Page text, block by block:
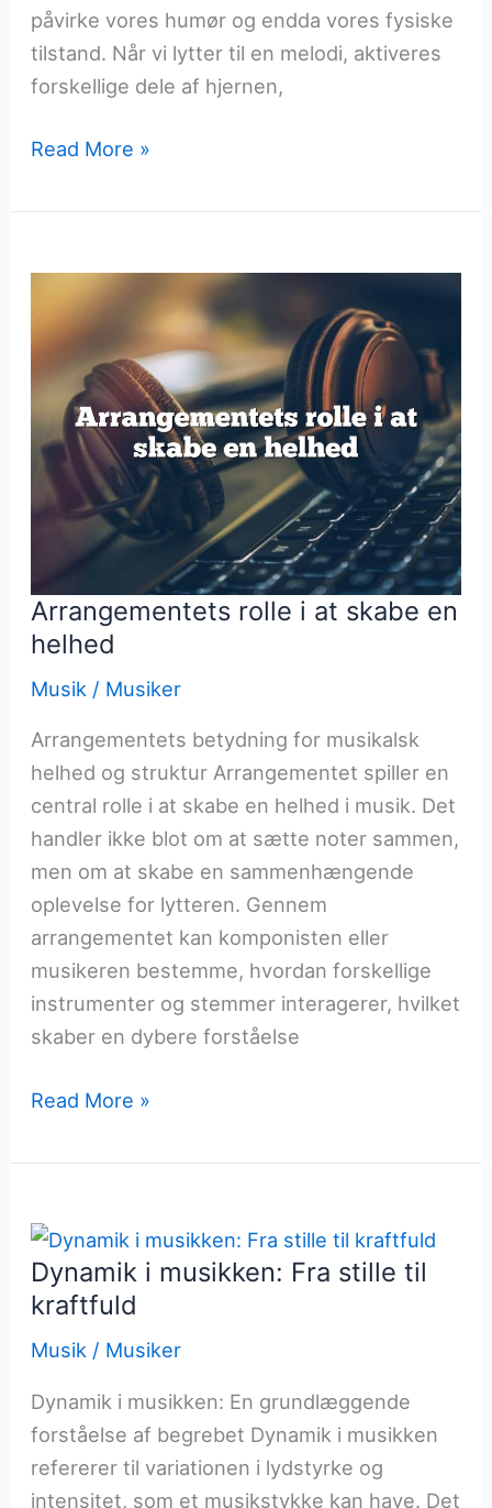
påvirke vores humør og endda vores fysiske
tilstand. Når vi lytter til en melodi, aktiveres
forskellige dele af hjernen,
Melodiens
på
følelsesliv
Read More »
Arrangementets rolle i at skabe en
helhed
Musik / Musiker
Arrangementets betydning for musikalsk
helhed og struktur Arrangementet spiller en
central rolle i at skabe en helhed i musik. Det
handler ikke blot om at sætte noter sammen,
men om at skabe en sammenhængende
oplevelse for lytteren. Gennem
arrangementet kan komponisten eller
musikeren bestemme, hvordan forskellige
instrumenter og stemmer interagerer, hvilket
skaber en dybere forståelse
Arrangementets
i
skabe
en
helhed
Read More »
Dynamik i musikken: Fra stille til
kraftfuld
Musik / Musiker
Dynamik i musikken: En grundlæggende
forståelse af begrebet Dynamik i musikken
refererer til variationen i lydstyrke og
intensitet, som et musikstykke kan have. Det